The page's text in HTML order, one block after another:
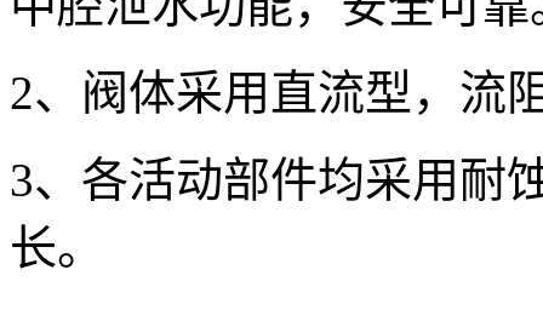
2、阀体采用直流型，流
3、各活动部件均采用耐
长。